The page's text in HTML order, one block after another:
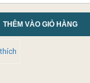
THÊM VÀO GIỎ HÀNG